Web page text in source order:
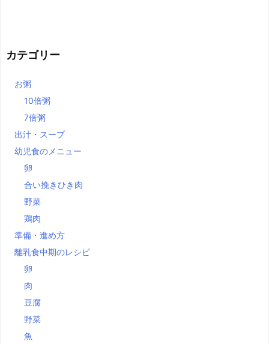
カテゴリー
お粥
10倍粥
7倍粥
出汁・スープ
幼児食のメニュー
卵
合い挽きひき肉
野菜
鶏肉
準備・進め方
離乳食中期のレシピ
卵
肉
豆腐
野菜
魚